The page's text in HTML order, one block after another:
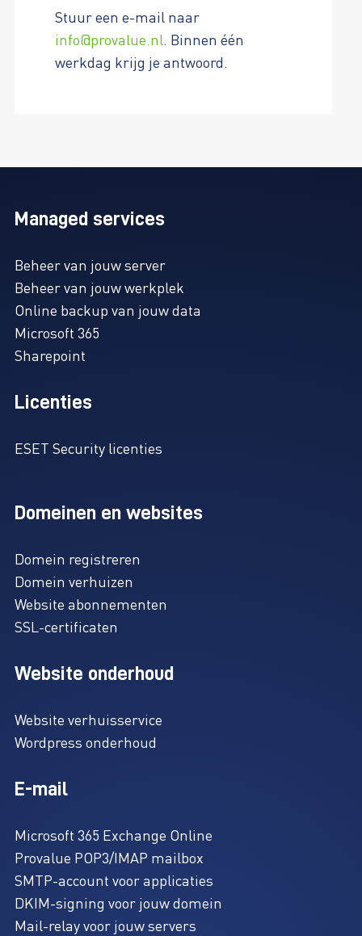
Stuur een e-mail naar
info@provalue.nl. Binnen één
werkdag krijg je antwoord.
Managed services
Beheer van jouw server
Beheer van jouw werkplek
Online backup van jouw data
Microsoft 365
Sharepoint
Licenties
ESET Security licenties
Domeinen en websites
Domein registreren
Domein verhuizen
Website abonnementen
SSL-certificaten
Website onderhoud
Website verhuisservice
Wordpress onderhoud
E-mail
Microsoft 365 Exchange Online
Provalue POP3/IMAP mailbox
SMTP-account voor applicaties
DKIM-signing voor jouw domein
Mail-relay voor jouw servers